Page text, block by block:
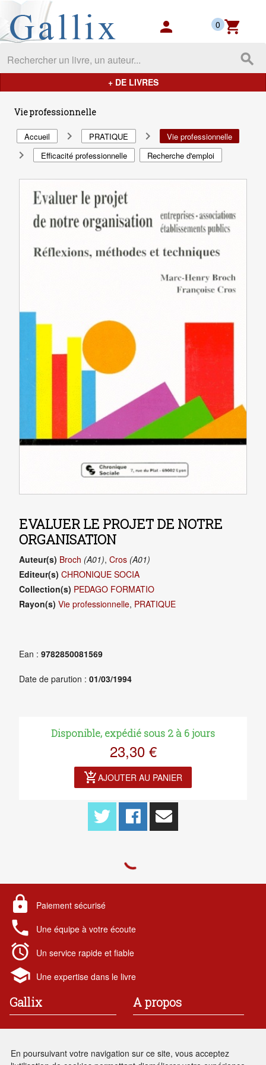
Gallix - les mondes du livres
person shopping_cart
0
search
+ DE LIVRES
Vie professionnelle
Accueil navigate_next PRATIQUE navigate_next Vie professionnelle
navigate_next Efficacité professionnelle Recherche d'emploi
EVALUER LE PROJET DE NOTRE
ORGANISATION
Auteur(s) Broch (A01), Cros (A01)
Editeur(s) CHRONIQUE SOCIA
Collection(s) PEDAGO FORMATIO
Rayon(s) Vie professionnelle, PRATIQUE
Ean : 9782850081569
Date de parution : 01/03/1994
Disponible, expédié sous 2 à 6 jours
23,30 €
add_shopping_cartAJOUTER AU PANIER
lock Paiement sécurisé
local_phone Une équipe à votre écoute
alarm Un service rapide et fiable
school Une expertise dans le livre
Gallix
France
A propos
Conditions générales de vente
En poursuivant votre navigation sur ce site, vous acceptez